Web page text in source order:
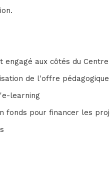
aux côtés du
de l'offre
learning
fonds pour financer les